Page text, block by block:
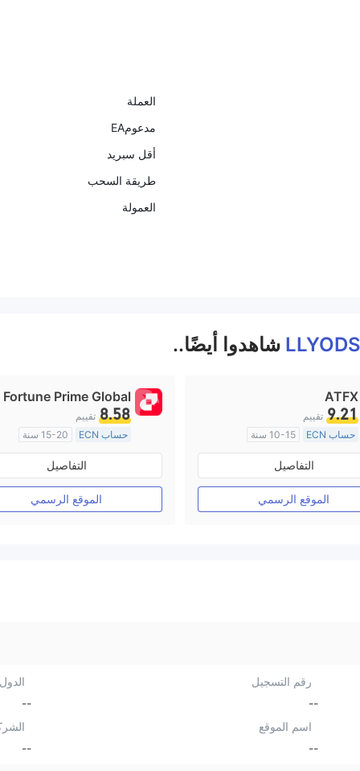
العملة
مدعومEA
أقل سبريد
طريقة السحب
العمولة
شاهدوا أيضًا..
ATFX
9.21 تقييم
حساب ECN
10-15 سنة
منظمة في أستراليا
صناعة السوق (MM)
رخصة كاملة ميتاتريدر ٤
التفاصيل
الموقع الرسمي
Fortune Prime Global
8.58 تقييم
حساب ECN
15-20 سنة
منظمة في أستراليا
صناعة السوق (MM)
رخصة كاملة ميتاتريدر ٤
التفاصيل
الموقع الرسمي
رقم التسجيل
--
--
اسم الموقع
--
--